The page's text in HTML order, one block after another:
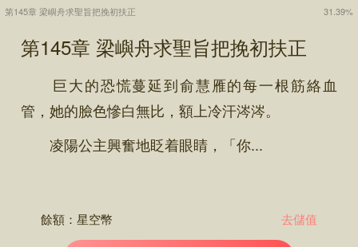
第145章 梁嶼舟求聖旨把挽初扶正 31.39%
第145章 梁嶼舟求聖旨把挽初扶正
巨大的恐慌蔓延到俞慧雁的每一根筋絡血
管，她的臉色慘白無比，額上冷汗涔涔。
凌陽公主興奮地眨着眼睛，「你...
餘額： 星空幣 去儲值